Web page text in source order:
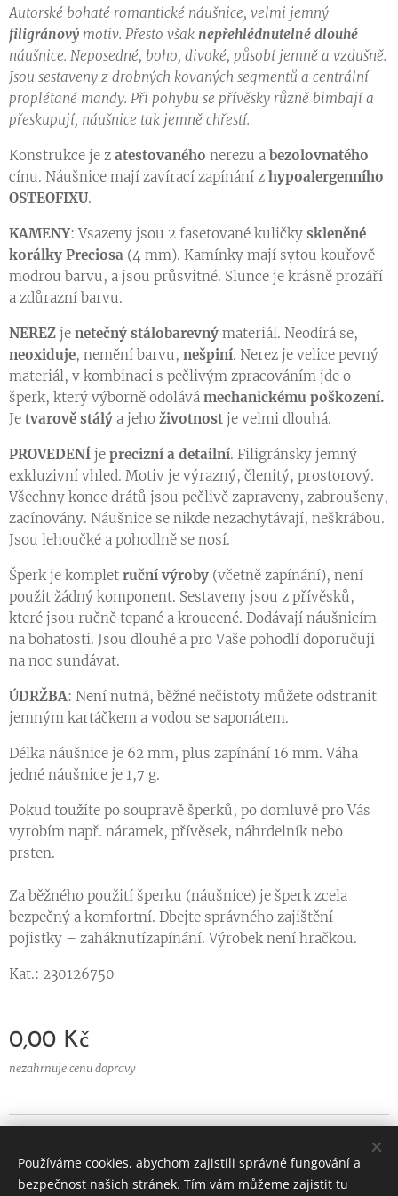
Autorské bohaté romantické náušnice, velmi jemný
filigránový motiv. Přesto však nepřehlédnutelné dlouhé
náušnice. Neposedné, boho, divoké, působí jemně a vzdušně.
Jsou sestaveny z drobných kovaných segmentů a centrální
proplétané mandy. Při pohybu se přívěsky různě bimbají a
přeskupují, náušnice tak jemně chřestí.
Konstrukce je z atestovaného nerezu a bezolovnatého
cínu. Náušnice mají zavírací zapínání z hypoalergenního
OSTEOFIXU.
KAMENY: Vsazeny jsou 2 fasetované kuličky skleněné
korálky Preciosa (4 mm). Kamínky mají sytou kouřově
modrou barvu, a jsou průsvitné. Slunce je krásně prozáří
a zdůrazní barvu.
NEREZ je netečný stálobarevný materiál. Neodírá se,
neoxiduje, nemění barvu, nešpiní. Nerez je velice pevný
materiál, v kombinaci s pečlivým zpracováním jde o
šperk, který výborně odolává mechanickému poškození.
Je tvarově stálý a jeho životnost je velmi dlouhá.
PROVEDENÍ je precizní a detailní. Filigránsky jemný
exkluzivní vhled. Motiv je výrazný, členitý, prostorový.
Všechny konce drátů jsou pečlivě zapraveny, zabroušeny,
zacínovány. Náušnice se nikde nezachytávají, neškrábou.
Jsou lehoučké a pohodlně se nosí.
Šperk je komplet ruční výroby (včetně zapínání), není
použit žádný komponent. Sestaveny jsou z přívěsků,
které jsou ručně tepané a kroucené. Dodávají náušnicím
na bohatosti. Jsou dlouhé a pro Vaše pohodlí doporučuji
na noc sundávat.
ÚDRŽBA: Není nutná, běžné nečistoty můžete odstranit
jemným kartáčkem a vodou se saponátem.
Délka náušnice je 62 mm, plus zapínání 16 mm. Váha
jedné náušnice je 1,7 g.
Pokud toužíte po soupravě šperků, po domluvě pro Vás
vyrobím např. náramek, přívěsek, náhrdelník nebo
prsten.
Za běžného použití šperku (náušnice) je šperk zcela
bezpečný a komfortní. Dbejte správného zajištění
pojistky – zaháknutízapínání. Výrobek není hračkou.
Kat.: 230126750
0,00 Kč
nezahrnuje cenu dopravy
Vytvořeno službouWebnode Cookies
Používáme cookies, abychom zajistili správné fungování a
bezpečnost našich stránek. Tím vám můžeme zajistit tu